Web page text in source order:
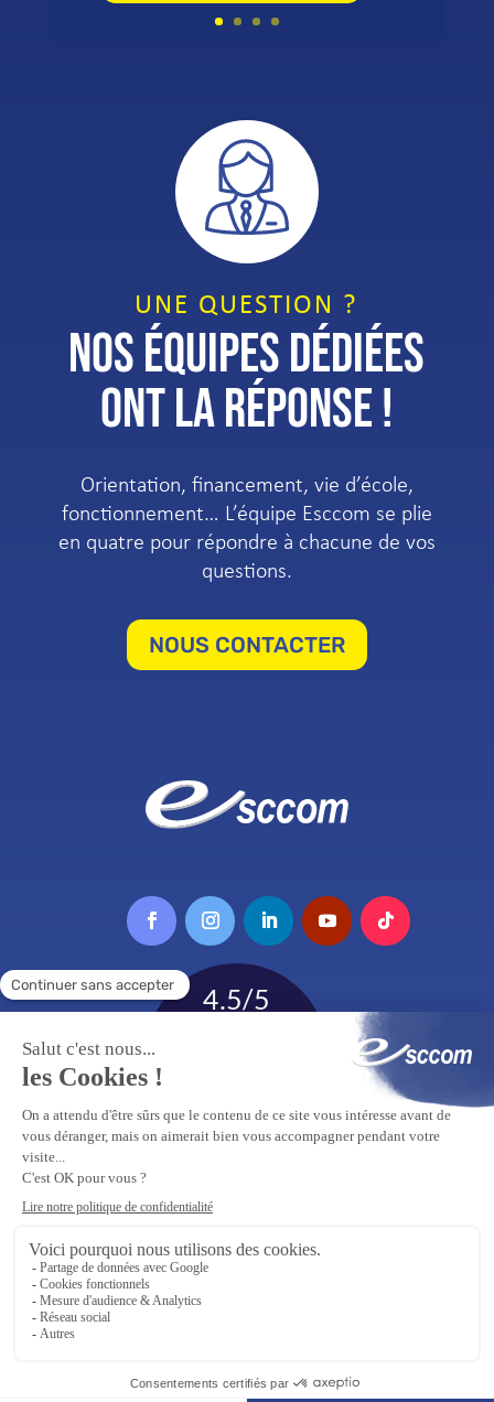
UNE QUESTION ?
NOS ÉQUIPES DÉDIÉES
ONT LA RÉPONSE !
Orientation, financement, vie d’école,
fonctionnement… L’équipe Esccom se plie
en quatre pour répondre à chacune de vos
questions.
NOUS CONTACTER
Tous droits réservés Esccom 2026